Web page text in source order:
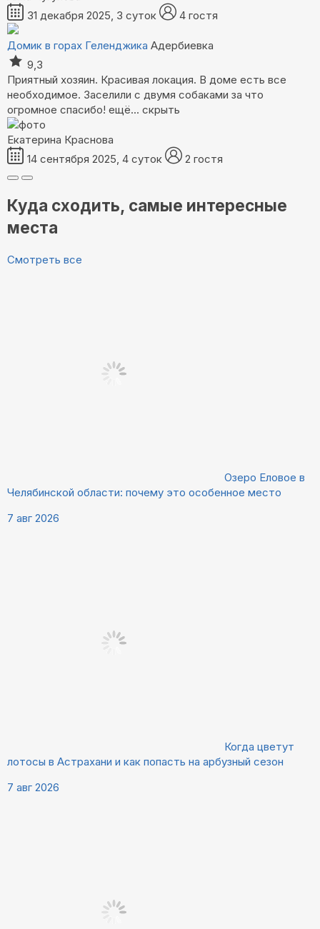
31 декабря 2025, 3 суток
4 гостя
Домик в горах Геленджика Адербиевка
9,3
Приятный хозяин. Красивая локация. В доме есть все
необходимое. Заселили с двумя собаками за что
огромное спасибо! ещё... скрыть
Екатерина Краснова
14 сентября 2025, 4 суток
2 гостя
Куда сходить, самые интересные
места
Смотреть все
Озеро Еловое в
Челябинской области: почему это особенное место
7 авг 2026
Когда цветут
лотосы в Астрахани и как попасть на арбузный сезон
7 авг 2026